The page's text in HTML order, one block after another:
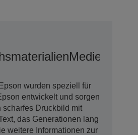
Medien
wurden speziell für
entwickelt und sorgen
scharfes Druckbild mit
das Generationen lang
weitere Informationen zur